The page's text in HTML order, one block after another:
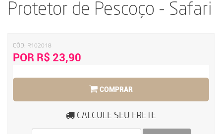
Protetor de Pescoço - Safari
CÓD: R102018
POR R$ 23,90
COMPRAR
CALCULE SEU FRETE